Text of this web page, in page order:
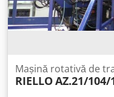
Mașină rotativă de
RIELLOAZ.21/104/